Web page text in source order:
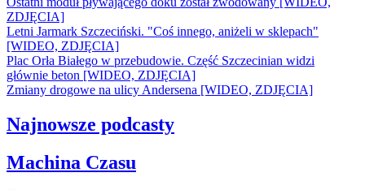
ZDJĘCIA]
Letni Jarmark Szczeciński. "Coś innego, aniżeli w sklepach"
[WIDEO, ZDJĘCIA]
Plac Orła Białego w przebudowie. Część Szczecinian widzi
głównie beton [WIDEO, ZDJĘCIA]
Zmiany drogowe na ulicy Andersena [WIDEO, ZDJĘCIA]
Najnowsze podcasty
Machina Czasu